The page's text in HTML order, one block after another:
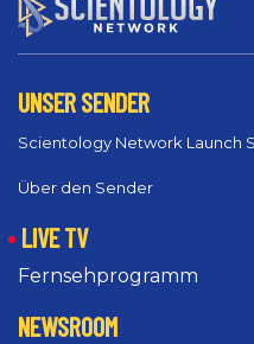
UNSER SENDER
Scientology Network Launch
Über den Sender
LIVE TV
Fernsehprogramm
NEWSROOM